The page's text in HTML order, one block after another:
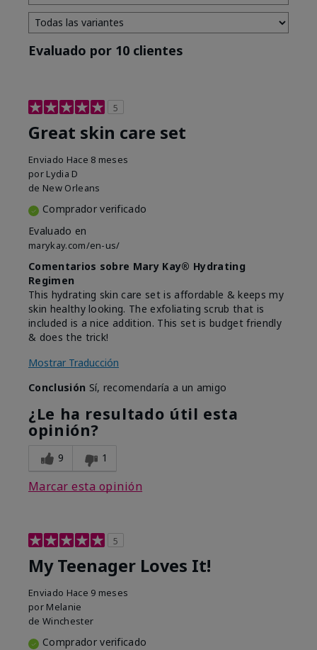
Evaluado por 10 clientes
5
Great skin care set
Enviado Hace 8 meses
por Lydia D
de New Orleans
Comprador verificado
Evaluado en
marykay.com/en-us/
Comentarios sobre Mary Kay® Hydrating
Regimen
This hydrating skin care set is affordable & keeps my
skin healthy looking. The exfoliating scrub that is
included is a nice addition. This set is budget friendly
& does the trick!
Mostrar Traducción
Conclusión Sí, recomendaría a un amigo
¿Le ha resultado útil esta
opinión?
9 1
Marcar esta opinión
5
My Teenager Loves It!
Enviado Hace 9 meses
por Melanie
de Winchester
Comprador verificado